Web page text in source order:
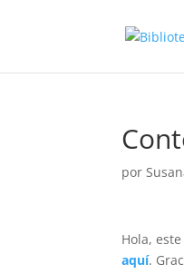
por
Hola,
aquí.